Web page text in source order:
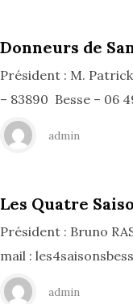
Donneurs de
Président : M. Patrick
– 83890 Besse – 06
admin
Les Quatre
Président : Bruno
mail :
admin